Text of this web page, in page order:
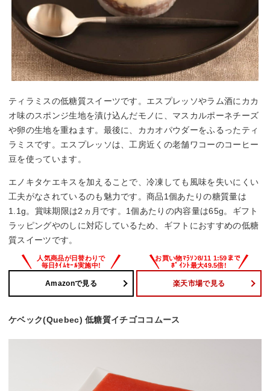
ティラミスの低糖質スイーツです。エスプレッソやラム酒にカカ
オ味のスポンジ生地を漬け込んだモノに、マスカルポーネチーズ
や卵の生地を重ねます。最後に、カカオパウダーをふるったティ
ラミスです。エスプレッソは、工房近くの老舗ワコーのコーヒー
豆を使っています。
エノキタケエキスを加えることで、冷凍しても風味を失いにくい
工夫がなされているのも魅力です。商品1個あたりの糖質量は
1.1g。賞味期限は2ヵ月です。1個あたりの内容量は65g。ギフト
ラッピングやのしに対応しているため、ギフトにおすすめの低糖
質スイーツです。
Amazonで見る 楽天市場で見る
ケベック(Quebec) 低糖質イチゴココムース